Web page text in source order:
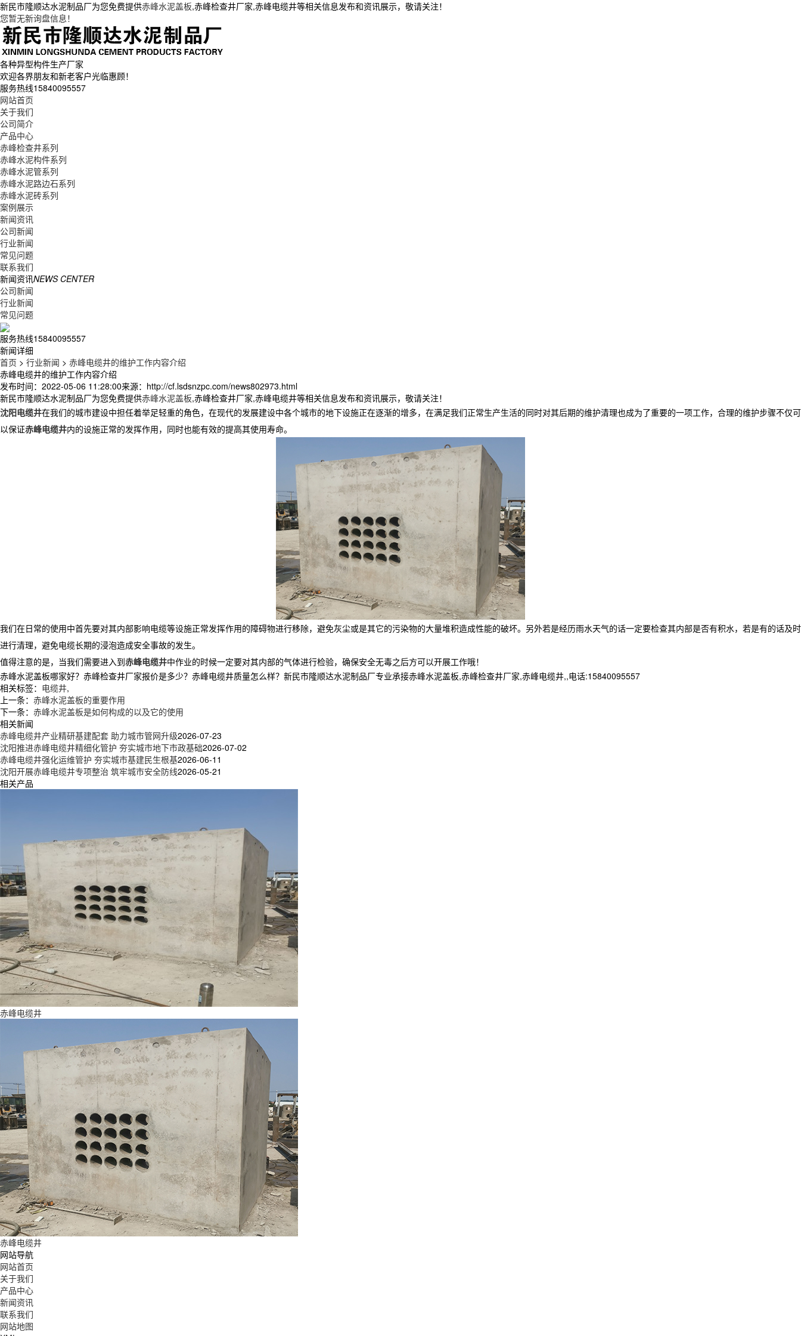
新民市隆顺达水泥制品厂为您免费提供赤峰水泥盖板,赤峰检查井厂家,赤峰电缆井等相关信息发布和资讯展示，敬请关注！
您暂无新询盘信息！
各种异型构件生产厂家
欢迎各界朋友和新老客户光临惠顾！
服务热线15840095557
网站首页
关于我们
公司简介
产品中心
赤峰检查井系列
赤峰水泥构件系列
赤峰水泥管系列
赤峰水泥路边石系列
赤峰水泥砖系列
案例展示
新闻资讯
公司新闻
行业新闻
常见问题
联系我们
新闻资讯NEWS CENTER
公司新闻
行业新闻
常见问题
服务热线15840095557
新闻详细
首页 > 行业新闻 > 赤峰电缆井的维护工作内容介绍
赤峰电缆井的维护工作内容介绍
发布时间：2022-05-06 11:28:00来源：http://cf.lsdsnzpc.com/news802973.html
新民市隆顺达水泥制品厂为您免费提供赤峰水泥盖板,赤峰检查井厂家,赤峰电缆井等相关信息发布和资讯展示，敬请关注！
沈阳电缆井在我们的城市建设中担任着举足轻重的角色，在现代的发展建设中各个城市的地下设施正在逐渐的增多，在满足我们正常生产生活的同时对其后期的维护清理也成为了重要的一项工作，合理的维护步骤不仅可
以保证赤峰电缆井内的设施正常的发挥作用，同时也能有效的提高其使用寿命。
我们在日常的使用中首先要对其内部影响电缆等设施正常发挥作用的障碍物进行移除，避免灰尘或是其它的污染物的大量堆积造成性能的破坏。另外若是经历雨水天气的话一定要检查其内部是否有积水，若是有的话及时
进行清理，避免电缆长期的浸泡造成安全事故的发生。
值得注意的是，当我们需要进入到赤峰电缆井中作业的时候一定要对其内部的气体进行检验，确保安全无毒之后方可以开展工作哦！
赤峰水泥盖板哪家好？赤峰检查井厂家报价是多少？赤峰电缆井质量怎么样？新民市隆顺达水泥制品厂专业承接赤峰水泥盖板,赤峰检查井厂家,赤峰电缆井,,电话:15840095557
相关标签： 电缆井,
上一条： 赤峰水泥盖板的重要作用
下一条： 赤峰水泥盖板是如何构成的以及它的使用
相关新闻
赤峰电缆井产业精研基建配套 助力城市管网升级2026-07-23
沈阳推进赤峰电缆井精细化管护 夯实城市地下市政基础2026-07-02
赤峰电缆井强化运维管护 夯实城市基建民生根基2026-06-11
沈阳开展赤峰电缆井专项整治 筑牢城市安全防线2026-05-21
相关产品
赤峰电缆井
赤峰电缆井
网站导航
网站首页
关于我们
产品中心
新闻资讯
联系我们
网站地图